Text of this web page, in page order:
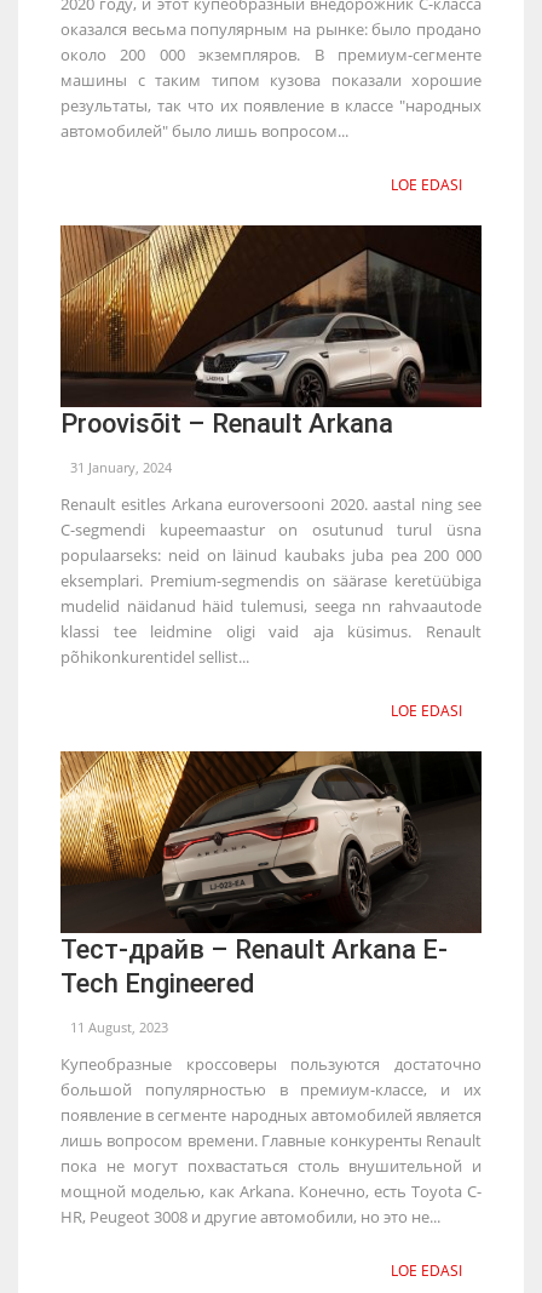
оказался весьма популярным на рынке: было продано
около 200 000 экземпляров. В премиум-сегменте
машины с таким типом кузова показали хорошие
результаты, так что их появление в классе "народных
автомобилей" было лишь вопросом...
LOE EDASI
Proovisõit – Renault Arkana
31 January, 2024
Renault esitles Arkana euroversooni 2020. aastal ning see
C-segmendi kupeemaastur on osutunud turul üsna
populaarseks: neid on läinud kaubaks juba pea 200 000
eksemplari. Premium-segmendis on säärase keretüübiga
mudelid näidanud häid tulemusi, seega nn rahvaautode
klassi tee leidmine oligi vaid aja küsimus. Renault
põhikonkurentidel sellist...
LOE EDASI
Тест-драйв – Renault Arkana E-
Tech Engineered
11 August, 2023
Купеобразные кроссоверы пользуются достаточно
большой популярностью в премиум-классе, и их
появление в сегменте народных автомобилей является
лишь вопросом времени. Главные конкуренты Renault
пока не могут похвастаться столь внушительной и
мощной моделью, как Arkana. Конечно, есть Toyota C-
HR, Peugeot 3008 и другие автомобили, но это не...
LOE EDASI